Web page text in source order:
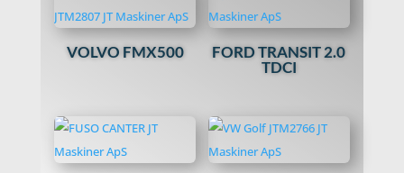
VOLVO FMX500
FORD TRANSIT 2.0
TDCI